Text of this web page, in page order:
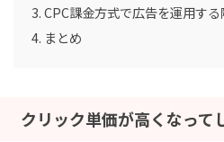
CPC課金方式で広告を運用す
まとめ
クリック単価が高くなって